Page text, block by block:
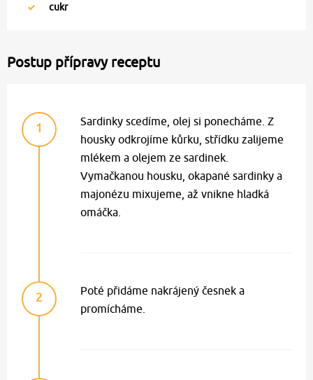
cukr
Postup přípravy receptu
1
Sardinky scedíme, olej si ponecháme. Z
housky odkrojíme kůrku, střídku zalijeme
mlékem a olejem ze sardinek.
Vymačkanou housku, okapané sardinky a
majonézu mixujeme, až vnikne hladká
omáčka.
2
Poté přidáme nakrájený česnek a
promícháme.